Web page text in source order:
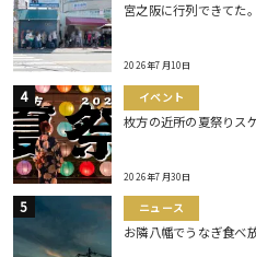
宮之阪に行列できてた
2026年7月10日
イベント
枚方の近所の夏祭りス
2026年7月30日
ニュース
お隣八幡でうなぎ食べ